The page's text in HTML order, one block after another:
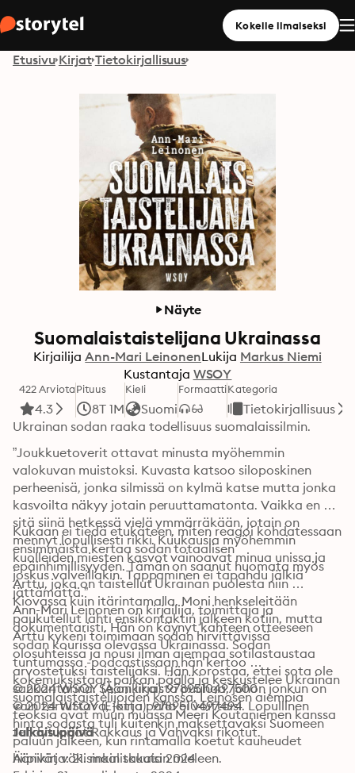
Kokeile ilmaiseksi
Etusivu Kirjat Tietokirjallisuus
Näyte
Suomalaistaistelijana Ukrainassa
Kirjailija Ann-Mari LeinonenLukija Markus Niemi
Kustantaja WSOY
422 Arviota
4.3
Pituus
8T 1M
Kieli
Suomi
FormaattiKategoria
Tietokirjallisuus
Ukrainan sodan raaka todellisuus suomalaissilmin.
”Joukkuetoverit ottavat minusta myöhemmin
valokuvan muistoksi. Kuvasta katsoo siloposkinen
perheenisä, jonka silmissä on kylmä katse mutta jonka
kasvoilta näkyy jotain peruuttamatonta. Vaikka en
sitä siinä hetkessä vielä ymmärräkään, jotain on
mennyt lopullisesti rikki. Kuukausia myöhemmin
kuolleiden miesten kasvot vainoavat minua unissa ja
joskus valveillakin. Tappaminen ei tapahdu jälkiä
jättämättä.”
Kukaan ei tiedä etukäteen, miten reagoi kohdatessaan
ensimmäistä kertaa sodan totaalisen
epäinhimillisyyden. Tämän on saanut huomata myös
Arttu, joka on taistellut Ukrainan puolesta niin
Kiovassa kuin itärintamalla. Moni henkseleitään
paukutellut lähti ensikontaktin jälkeen kotiin, mutta
Arttu kykeni toimimaan sodan hirvittävissä
olosuhteissa ja nousi ilman aiempaa sotilastaustaa
arvostetuksi taistelijaksi. Hän korostaa, ettei sota ole
sankaritarina. Se on likaista puuhaa, johon jonkun on
vain tartuttava, jotta paha ei voittaisi. Lopullinen
hinta sodasta tuli kuitenkin maksettavaksi Suomeen
paluun jälkeen, kun rintamalla koetut kauheudet
hiipivät väkisinkin takaisin mieleen.
Ann-Mari Leinonen on kirjailija, toimittaja ja
dokumentaristi. Hän on käynyt kahteen otteeseen
sodan kourissa olevassa Ukrainassa. Sodan
tuntumassa -podcastissaan hän kertoo
kokemuksistaan paikan päällä ja keskustelee Ukrainan
suomalaistaistelijoiden kanssa. Leinosen aiempia
teoksia ovat muun muassa Meeri Koutaniemen kanssa
tehdyt kirjat Rakkaus ja Vahvaksi rikotut.
© 2024 WSOY (Äänikirja): 9789510497500
© 2024 WSOY (E-kirja): 9789510497494
Julkaisupäivä
Äänikirja: 21. maaliskuuta 2024